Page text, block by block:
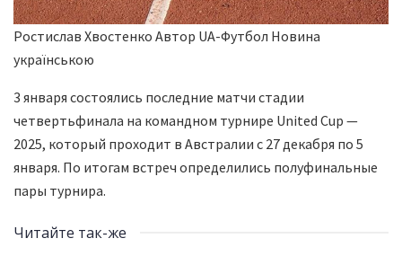
Ростислав Хвостенко Автор UA-Футбол Новина
українською
3 января состоялись последние матчи стадии
четвертьфинала на командном турнире United Cup —
2025, который проходит в Австралии с 27 декабря по 5
января. По итогам встреч определились полуфинальные
пары турнира.
Читайте так-же